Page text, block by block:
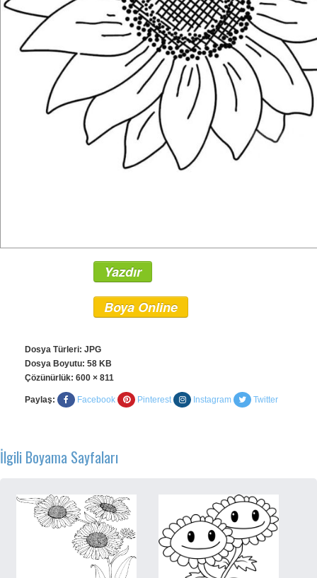
Yazdır
Boya Online
Dosya Türleri: JPG
Dosya Boyutu: 58 KB
Çözünürlük: 600 × 811
Paylaş: Facebook Pinterest Instagram Twitter
İlgili Boyama Sayfaları